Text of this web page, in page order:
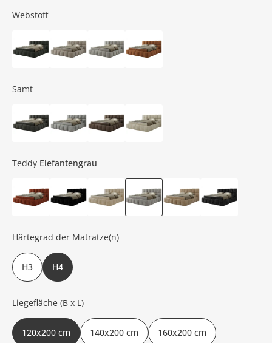
Webstoff
Samt
Teddy Elefantengrau
Härtegrad der Matratze(n)
H3 H4
Liegefläche (B x L)
120x200 cm 140x200 cm 160x200 cm